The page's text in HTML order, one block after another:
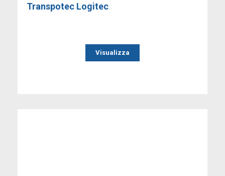
Transpotec Logitec
Visualizza